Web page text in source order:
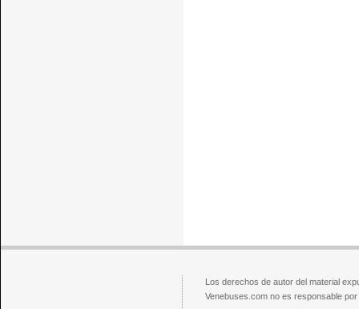
Los derechos de autor del material
Venebuses.com no es responsable